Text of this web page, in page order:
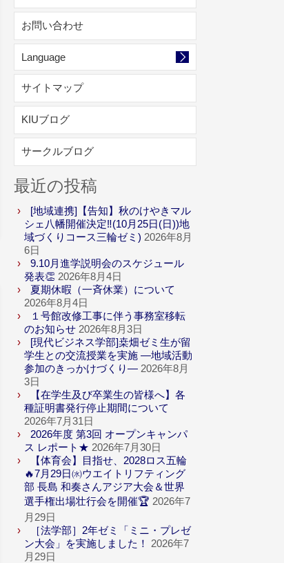
お問い合わせ
Language
サイトマップ
KIUブログ
サークルブログ
最近の投稿
[地域連携]【告知】秋のけやきマル
シェ八幡開催決定‼(10月25日(日))地
域づくりコース三輪ゼミ) 2026年8月
6日
9.10月進学説明会のスケジュール
発表👏 2026年8月4日
夏期休暇（一斉休業）について
2026年8月4日
１号館改修工事に伴う事務室移転
のお知らせ 2026年8月3日
[現代ビジネス学部]桒畑ゼミ生が留
学生との交流授業を実施 ―地域活動
参加のきっかけづくり― 2026年8月
3日
【在学生及び卒業生の皆様へ】各
種証明書発行停止期間について
2026年7月31日
2026年度 第3回 オープンキャンパ
ス レポート★ 2026年7月30日
【体育会】目指せ、2028ロス五輪
🔥7月29日㈬ウエイトリフティング
部 長島 和奏さんアジア大会＆世界
選手権出場壮行会を開催🏆 2026年7
月29日
［法学部］2年ゼミ「ミニ・プレゼ
ン大会」を実施しました！
2026年7
月29日